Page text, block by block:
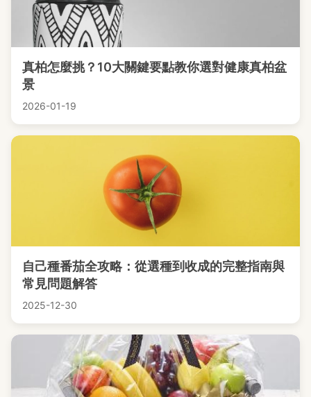
真柏怎麼挑？10大關鍵要點教你選對健康真柏盆
景
2026-01-19
自己種番茄全攻略：從選種到收成的完整指南與
常見問題解答
2025-12-30